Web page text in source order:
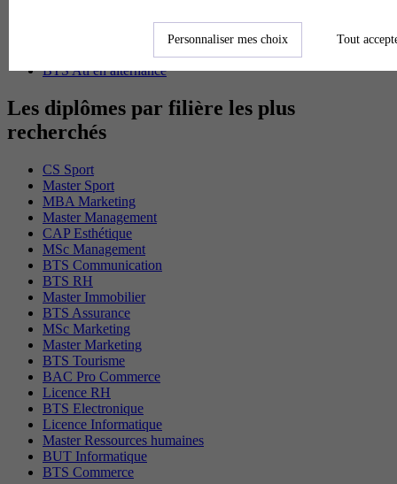
BTS Sta en alternance
BTS Tpl en alternance
BTS Ati en alternance
Les diplômes par filière les plus
recherchés
CS Sport
Master Sport
MBA Marketing
Master Management
CAP Esthétique
MSc Management
BTS Communication
BTS RH
Master Immobilier
BTS Assurance
MSc Marketing
Master Marketing
BTS Tourisme
BAC Pro Commerce
Licence RH
BTS Electronique
Licence Informatique
Master Ressources humaines
BUT Informatique
BTS Commerce
Personnaliser mes choix Tout